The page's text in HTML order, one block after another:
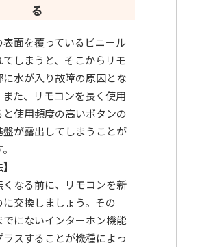
る
表面を覆っているビニール
てしまうと、そこからリモ
に水が入り故障の原因とな
また、リモコンを長く使用
と使用頻度の高いボタンの
盤が露出してしまうことが
くなる前に、リモコンを新
に交換しましょう。その
でにないインターホン機能
ラスすることが機種によっ